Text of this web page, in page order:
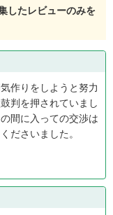
したレビューのみを
作りをしようと努力
判を押されていまし
間に入っての交渉は
ださいました。